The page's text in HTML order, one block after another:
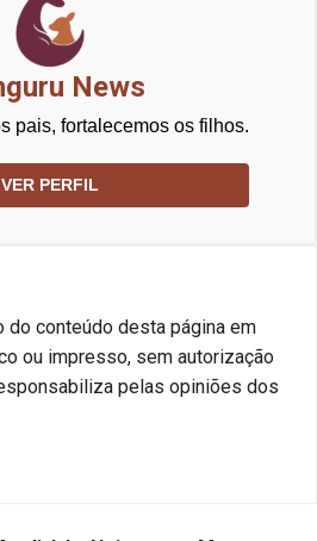
News
pais, fortalecemos os filhos.
VER PERFIL
do conteúdo desta página em
ou impresso, sem autorização
pelas opiniões dos